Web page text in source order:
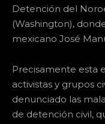
Detención del
(Washington),
mexicano José
Precisamente esta
activistas y grupos
denunciado las
de detención civil,